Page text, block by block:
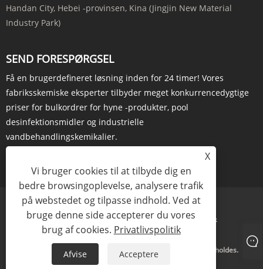
Handan City, Hebei -provinsen, Kina (Jingjin New Material
Industry Park)
SEND FORESPØRGSEL
Få en brugerdefineret løsning inden for 24 timer! Vores
fabriksskemiske eksperter tilbyder meget konkurrencedygtige
priser for bulkordrer for hyne -produkter, pool
desinfektionsmidler og industrielle
vandbehandlingskemikalier.
Links Sitemap RSS XML Privatlivspolitik
Copyright © 2025 Leache Chem Ltd. Alle rettigheder forbeholdes.
X
Vi bruger cookies til at tilbyde dig en
bedre browsingoplevelse, analysere trafik
på webstedet og tilpasse indhold. Ved at
bruge denne side accepterer du vores
brug af cookies. Privatlivspolitik
Afvise Acceptere